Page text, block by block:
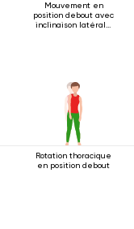
Mouvement en
position debout avec
inclinaison latérale
Rotation thoracique
en position debout